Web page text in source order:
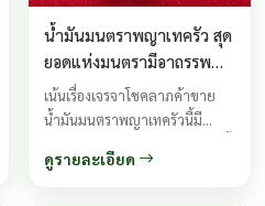
น้ำมันมนตราพญาเทครัว สุด
ยอดแห่งมนตรามีอาถรรพณ์
แรงสาวรักชาย หลงหลวงพ่อ
กอย วัดเขาดินใต้ ต้นตำรับ
เน้นเรื่องเจรจาโชคลาภค้าขาย
น้ำมันมนตราพญาเทครัวนี้มี
มีอิทธิฤทธิ์ทางด้านมหาเสน่ห์สุดๆ
ไม่มีส่วนผมใดๆของซากมนุษย์จึง
ดูรายละเอียด